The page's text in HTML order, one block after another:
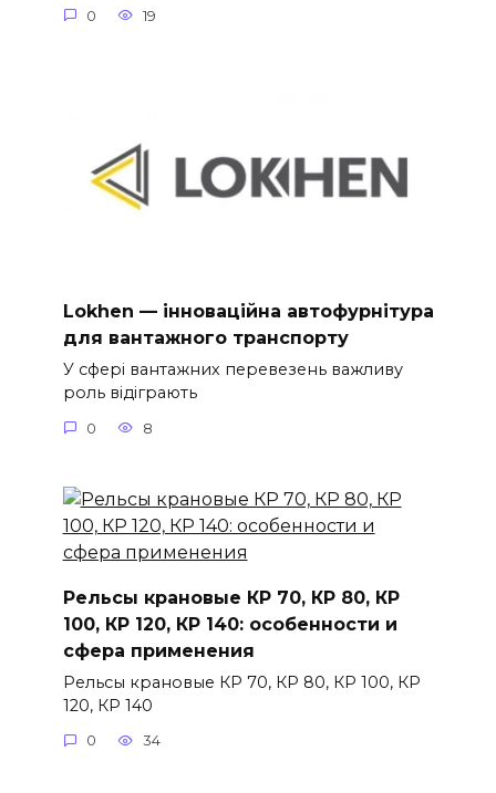
0 19
Lokhen — інноваційна автофурнітура
для вантажного транспорту
У сфері вантажних перевезень важливу
роль відіграють
0 8
Рельсы крановые КР 70, КР 80, КР
100, КР 120, КР 140: особенности и
сфера применения
Рельсы крановые КР 70, КР 80, КР 100, КР
120, КР 140
0 34